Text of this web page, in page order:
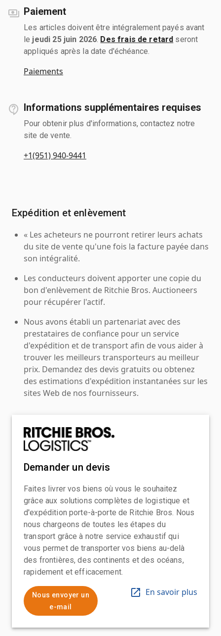
Paiement
Les articles doivent être intégralement payés avant
le jeudi 25 juin 2026 Des frais de retard seront
appliqués après la date d'échéance.
Paiements
Informations supplémentaires requises
Pour obtenir plus d'informations, contactez notre
site de vente.
+1(951) 940-9441
Expédition et enlèvement
« Les acheteurs ne pourront retirer leurs achats
du site de vente qu'une fois la facture payée dans
son intégralité.
Les conducteurs doivent apporter une copie du
bon d'enlèvement de Ritchie Bros. Auctioneers
pour récupérer l'actif.
Nous avons établi un partenariat avec des
prestataires de confiance pour un service
d'expédition et de transport afin de vous aider à
trouver les meilleurs transporteurs au meilleur
prix. Demandez des devis gratuits ou obtenez
des estimations d'expédition instantanées sur les
sites Web de nos fournisseurs.
Demander un devis
Faites livrer vos biens où vous le souhaitez
grâce aux solutions complètes de logistique et
d'expédition porte-à-porte de Ritchie Bros. Nous
nous chargeons de toutes les étapes du
transport grâce à notre service exhaustif qui
vous permet de transporter vos biens au-delà
des frontières, des continents et des océans,
rapidement et efficacement.
Nous envoyer un
e-mail
En savoir plus